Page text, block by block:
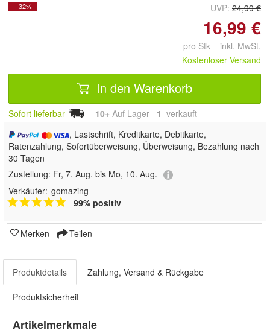
- 32% UVP: 24,99 €
16,99 €
pro Stk inkl. MwSt.
Kostenloser Versand
In den Warenkorb
Sofort lieferbar 10+ Auf Lager 1 verkauft
, Lastschrift, Kreditkarte, Debitkarte,
Ratenzahlung, Sofortüberweisung, Überweisung, Bezahlung nach
30 Tagen
Zustellung: Fr, 7. Aug. bis Mo, 10. Aug.
Verkäufer: gomazing
99% positiv
Merken Teilen
Produktdetails Zahlung, Versand & Rückgabe
Produktsicherheit
Artikelmerkmale